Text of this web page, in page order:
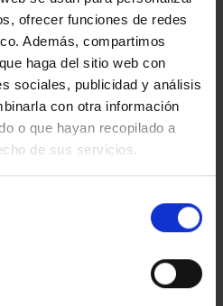
ofrecer funciones de redes
Además, compartimos
haga del sitio web con
sociales, publicidad y análisis
con otra información
o que hayan recopilado a
de sus servicios.
SUSCRIPCIÓN